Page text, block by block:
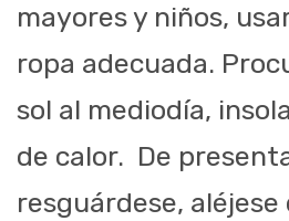
mayores y niños,
ropa adecuada.
sol al mediodía,
de calor. De
resguárdese, aléjese